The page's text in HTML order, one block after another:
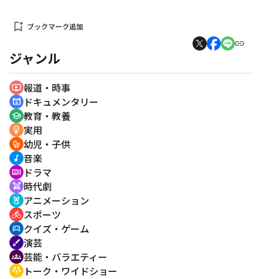
bookmark_add ブックマーク追加
ジャンル
ondemand_video 報道・時事
cinematic_blur ドキュメンタリー
school 教育・教養
emoji_objects 実用
crib 幼児・子供
music_note 音楽
recent_actors ドラマ
swords 時代劇
cruelty_free アニメーション
directions_bike スポーツ
sports_esports クイズ・ゲーム
brush 演芸
groups 芸能・バラエティー
adaptive_audio_mic トーク・ワイドショー